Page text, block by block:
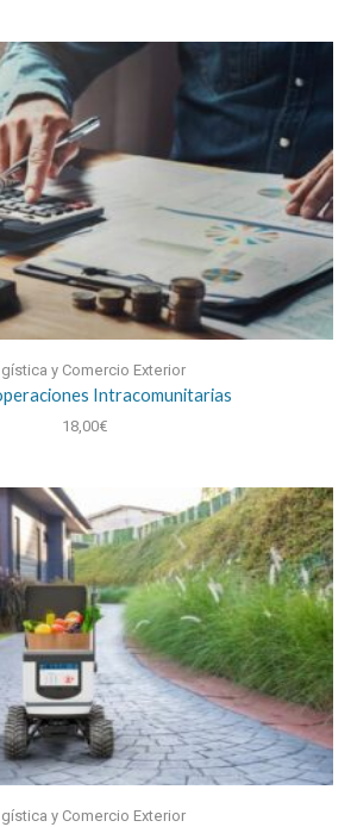
y Comercio Exterior
Intracomunitarias
18,00€
y Comercio Exterior